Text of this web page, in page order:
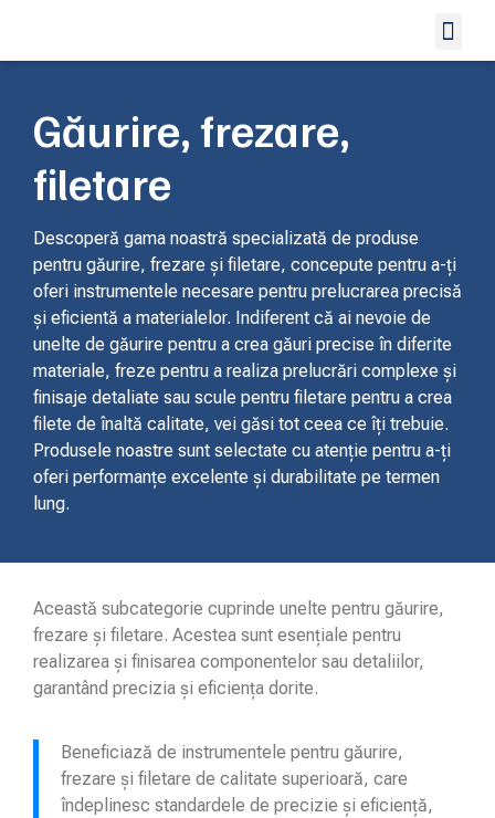
Găurire, frezare,
filetare
Descoperă gama noastră specializată de produse
pentru găurire, frezare și filetare, concepute pentru a-ți
oferi instrumentele necesare pentru prelucrarea precisă
și eficientă a materialelor. Indiferent că ai nevoie de
unelte de găurire pentru a crea găuri precise în diferite
materiale, freze pentru a realiza prelucrări complexe și
finisaje detaliate sau scule pentru filetare pentru a crea
filete de înaltă calitate, vei găsi tot ceea ce îți trebuie.
Produsele noastre sunt selectate cu atenție pentru a-ți
oferi performanțe excelente și durabilitate pe termen
lung.
Această subcategorie cuprinde unelte pentru găurire,
frezare și filetare. Acestea sunt esențiale pentru
realizarea și finisarea componentelor sau detaliilor,
garantând precizia și eficiența dorite.
Beneficiază de instrumentele pentru găurire,
frezare și filetare de calitate superioară, care
îndeplinesc standardele de precizie și eficiență,